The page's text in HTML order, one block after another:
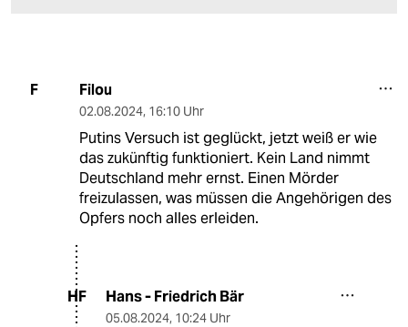
F Filou
02.08.2024, 16:10 Uhr
Putins Versuch ist geglückt, jetzt weiß er wie
das zukünftig funktioniert. Kein Land nimmt
Deutschland mehr ernst. Einen Mörder
freizulassen, was müssen die Angehörigen des
Opfers noch alles erleiden.
HF Hans - Friedrich Bär
05.08.2024, 10:24 Uhr